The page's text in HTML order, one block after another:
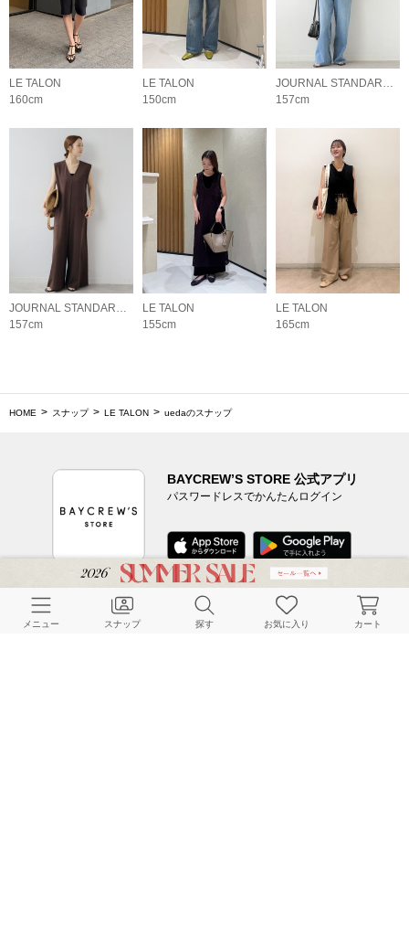
LE TALON
160cm
LE TALON
150cm
JOURNAL STANDARD relume LADYS
157cm
JOURNAL STANDARD relume LADYS
157cm
LE TALON
155cm
LE TALON
165cm
HOME スナップ LE TALON uedaのスナップ
BAYCREW’S STORE 公式アプリ
パスワードレスでかんたんログイン
CUSTOMER SERVICE
メニュー スナップ 探す お気に入り カート